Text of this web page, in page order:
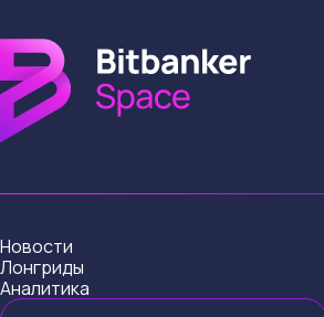
Новости
Лонгриды
Аналитика